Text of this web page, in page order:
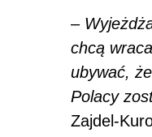
–
chcą
ubywać,
Polacy
Zajdel-